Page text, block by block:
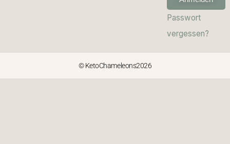
Passwort
vergessen?
© KetoChameleons2026